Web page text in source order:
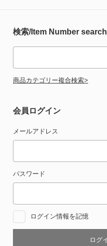
検索/Item Number search
商品カテゴリー複合検索>
会員ログイン
メールアドレス
パスワード
ログイン情報を記憶